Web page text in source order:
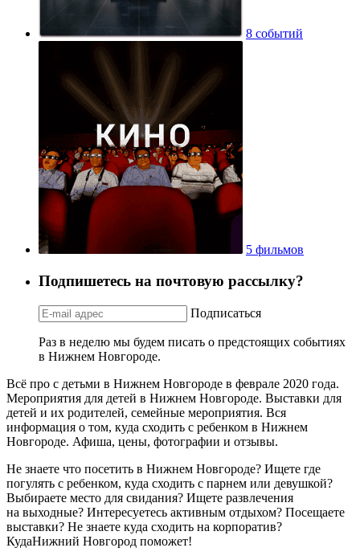
8 событий
5 фильмов
Подпишетесь на почтовую рассылку?
Подписаться
Раз в неделю мы будем писать о предстоящих событиях
в Нижнем Новгороде.
Всё про с детьми в Нижнем Новгороде в феврале 2020 года.
Мероприятия для детей в Нижнем Новгороде. Выставки для
детей и их родителей, семейные мероприятия. Вся
информация о том, куда сходить с ребенком в Нижнем
Новгороде. Афиша, цены, фотографии и отзывы.
Не знаете что посетить в Нижнем Новгороде? Ищете где
погулять с ребенком, куда сходить с парнем или девушкой?
Выбираете место для свидания? Ищете развлечения
на выходные? Интересуетесь активным отдыхом? Посещаете
выставки? Не знаете куда сходить на корпоратив?
КудаНижний Новгород поможет!